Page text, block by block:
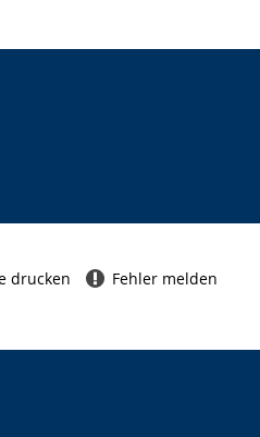
drucken Fehler melden